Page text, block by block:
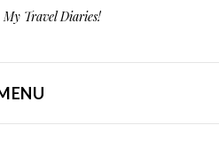
My Travel Diaries!